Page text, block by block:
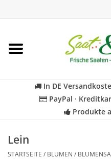
Startseite
Kräuter
In DE
PayPal ·
Produkte
Lein
STARTSEITE / BLUMEN /